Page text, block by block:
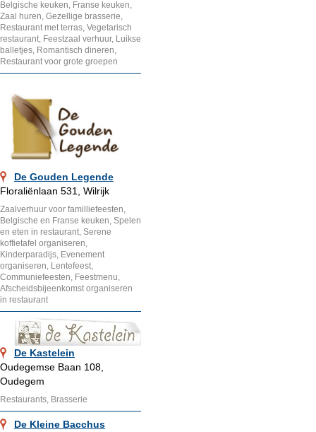
Belgische keuken, Franse keuken,
Zaal huren, Gezellige brasserie,
Restaurant met terras, Vegetarisch
restaurant, Feestzaal verhuur, Luikse
balletjes, Romantisch dineren,
Restaurant voor grote groepen
De Gouden Legende
Floraliënlaan 531, Wilrijk
Zaalverhuur voor familliefeesten,
Belgische en Franse keuken, Spelen
en eten in restaurant, Serene
koffietafel organiseren,
Kinderparadijs, Evenement
organiseren, Lentefeest,
Communiefeesten, Feestmenu,
Afscheidsbijeenkomst organiseren
in restaurant
De Kastelein
Oudegemse Baan 108,
Oudegem
Restaurants, Brasserie
De Kleine Bacchus